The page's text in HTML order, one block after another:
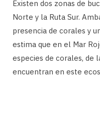
Existen dos zonas de
Norte y la Ruta Sur.
presencia de corales y
estima que en el Mar
especies de corales, de
encuentran en este